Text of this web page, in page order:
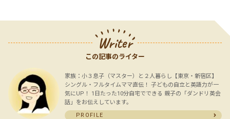
Writer
この記事のライター
家族：小３息子（マスター）と２人暮らし【東京・新宿区】
シングル・フルタイムママ直伝！ 子どもの自立と英語力が一
気にUP！ 1日たった10分自宅でできる 親子の「ダンドリ英会
話」をお伝えしています。
PROFILE